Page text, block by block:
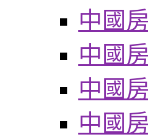
中國
中國
中國
中國